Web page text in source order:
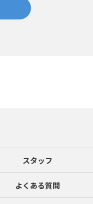
スタッフ
よくある質問